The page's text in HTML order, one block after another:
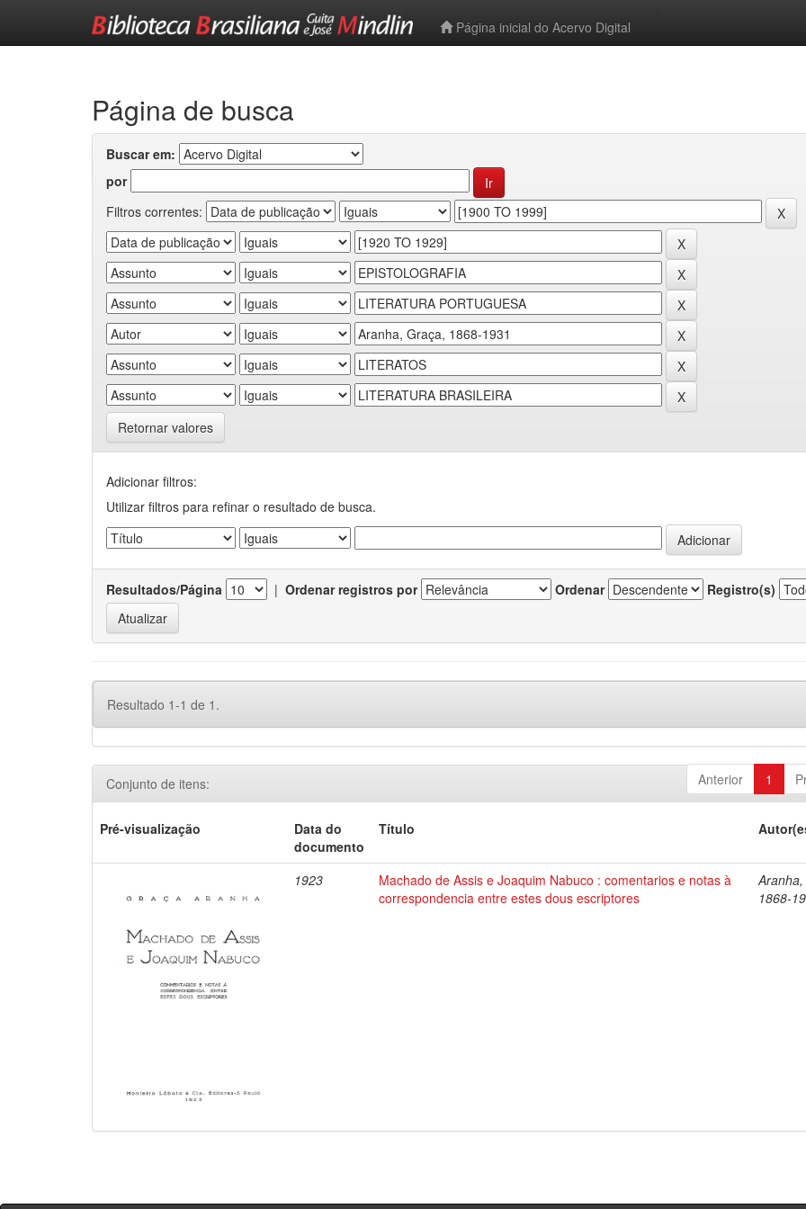
Página inicial do Acervo Digital
Página de busca
Buscar em:
por
Filtros correntes:
Retornar valores
Adicionar filtros:
Utilizar filtros para refinar o resultado de busca.
Resultados/Página | Ordenar registros por Ordenar Registro(s)
Resultado 1-1 de 1.
Anterior 1
Conjunto de itens:
Pré-visualização
Data do
documento
Título
1923
Machado de Assis e Joaquim Nabuco : comentarios e notas à
correspondencia entre estes dous escriptores
1868-